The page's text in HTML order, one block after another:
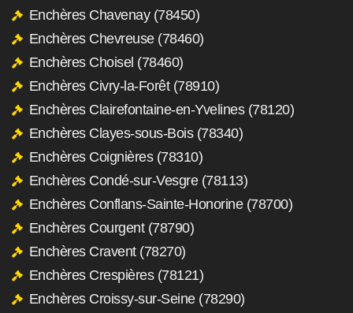
Enchères Chavenay (78450)
Enchères Chevreuse (78460)
Enchères Choisel (78460)
Enchères Civry-la-Forêt (78910)
Enchères Clairefontaine-en-Yvelines (78120)
Enchères Clayes-sous-Bois (78340)
Enchères Coignières (78310)
Enchères Condé-sur-Vesgre (78113)
Enchères Conflans-Sainte-Honorine (78700)
Enchères Courgent (78790)
Enchères Cravent (78270)
Enchères Crespières (78121)
Enchères Croissy-sur-Seine (78290)